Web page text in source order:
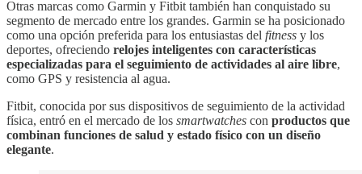
Otras marcas como Garmin y Fitbit también han conquistado su
segmento de mercado entre los grandes. Garmin se ha posicionado
como una opción preferida para los entusiastas del fitness y los
deportes, ofreciendo relojes inteligentes con características
especializadas para el seguimiento de actividades al aire libre,
como GPS y resistencia al agua.
Fitbit, conocida por sus dispositivos de seguimiento de la actividad
física, entró en el mercado de los smartwatches con productos que
combinan funciones de salud y estado físico con un diseño
elegante.